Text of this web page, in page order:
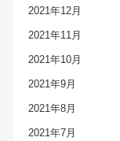
2021年12月
2021年11月
2021年10月
2021年9月
2021年8月
2021年7月